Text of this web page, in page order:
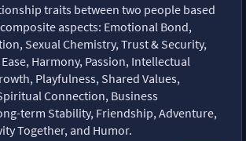
traits between two people based
aspects: Emotional Bond,
Sexual Chemistry, Trust & Security,
Harmony, Passion, Intellectual
Playfulness, Shared Values,
Connection, Business
term Stability, Friendship, Adventure,
Together, and Humor.